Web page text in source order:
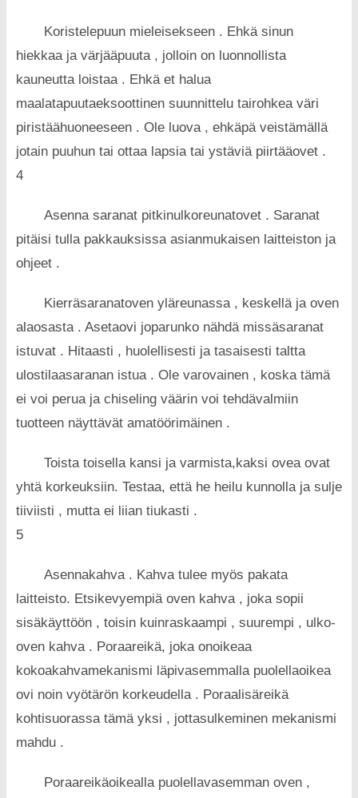
Koristelepuun mieleisekseen . Ehkä sinun
hiekkaa ja värjääpuuta , jolloin on luonnollista
kauneutta loistaa . Ehkä et halua
maalatapuutaeksoottinen suunnittelu tairohkea väri
piristäähuoneeseen . Ole luova , ehkäpä veistämällä
jotain puuhun tai ottaa lapsia tai ystäviä piirtääovet .
4
Asenna saranat pitkinulkoreunatovet . Saranat
pitäisi tulla pakkauksissa asianmukaisen laitteiston ja
ohjeet .
Kierräsaranatoven yläreunassa , keskellä ja oven
alaosasta . Asetaovi joparunko nähdä missäsaranat
istuvat . Hitaasti , huolellisesti ja tasaisesti taltta
ulostilaasaranan istua . Ole varovainen , koska tämä
ei voi perua ja chiseling väärin voi tehdävalmiin
tuotteen näyttävät amatöörimäinen .
Toista toisella kansi ja varmista,kaksi ovea ovat
yhtä korkeuksiin. Testaa, että he heilu kunnolla ja sulje
tiiviisti , mutta ei liian tiukasti .
5
Asennakahva . Kahva tulee myös pakata
laitteisto. Etsikevyempiä oven kahva , joka sopii
sisäkäyttöön , toisin kuinraskaampi , suurempi , ulko-
oven kahva . Poraareikä, joka onoikeaa
kokoakahvamekanismi läpivasemmalla puolellaoikea
ovi noin vyötärön korkeudella . Poraalisäreikä
kohtisuorassa tämä yksi , jottasulkeminen mekanismi
mahdu .
Poraareikäoikealla puolellavasemman oven ,